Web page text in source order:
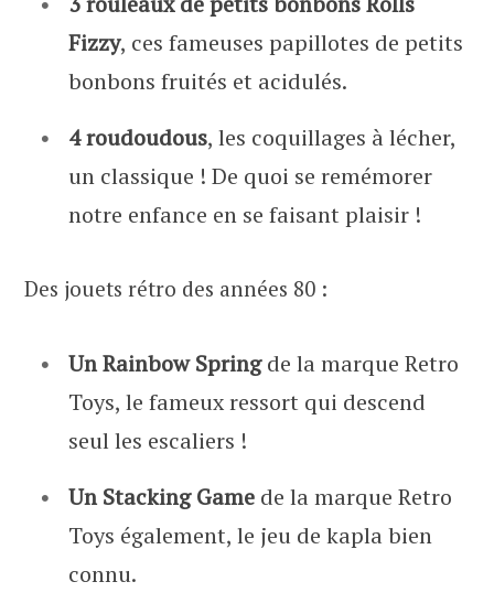
Fizzy, ces fameuses papillotes de petits
bonbons fruités et acidulés.
4 roudoudous, les coquillages à lécher,
un classique ! De quoi se remémorer
notre enfance en se faisant plaisir !
Des jouets rétro des années 80 :
Un Rainbow Springde la marque Retro
Toys, le fameux ressort qui descend
seul les escaliers !
Un Stacking Game de la marque Retro
Toys également, le jeu de kapla bien
connu.